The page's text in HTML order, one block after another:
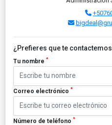
¿Prefieres que te
Tu nombre *
Correo electrónico *
Número de teléfono *